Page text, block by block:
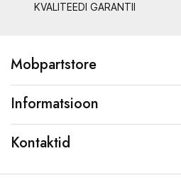
KVALITEEDI GARANTII
Mobpartstore
Informatsioon
Kontaktid